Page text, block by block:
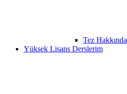
Tez Hakkında
Yüksek Lisans Derslerim